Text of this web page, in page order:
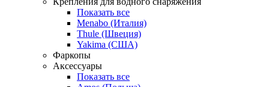
Показать все
Menabo (Италия)
Thule (Швеция)
Yakima (США)
Фаркопы
Аксессуары
Показать все